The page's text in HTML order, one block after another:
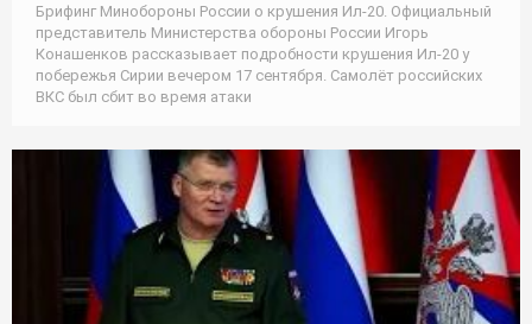
Брифинг Минобороны России о крушения Ил-20. Официальный
представитель Министерства обороны России Игорь
Конашенков рассказывает подробности крушения Ил-20 у
побережья Сирии вечером 17 сентября. Самолёт российских
ВКС был сбит во время атаки